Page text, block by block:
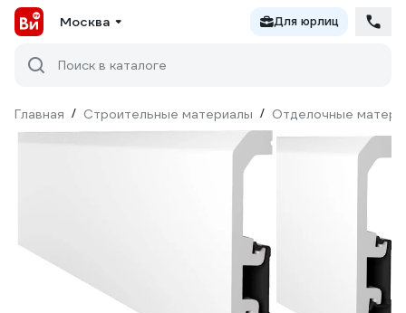
Москва Для юрлиц
Поиск в каталоге
Главная / Строительные материалы / Отделочные